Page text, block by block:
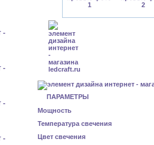
ПАРАМЕТРЫ
Мощность
Температура свечения
Цвет свечения